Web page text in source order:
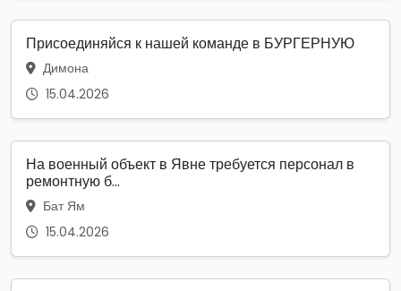
Присоединяйся к нашей команде в БУРГЕРНУЮ
Димона
15.04.2026
На военный объект в Явне требуется персонал в
ремонтную б...
Бат Ям
15.04.2026